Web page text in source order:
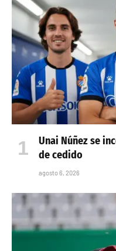
Unai Núñez se
de cedido
agosto 6, 2026